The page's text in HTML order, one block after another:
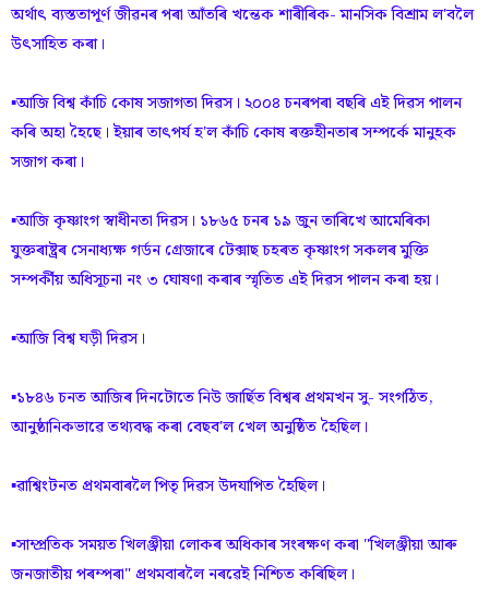
অৰ্থাৎ ব্যস্ততাপূৰ্ণ জীৱনৰ পৰা আঁতৰি খন্তেক শাৰীৰিক- মানসিক বিশ্ৰাম ল'বলৈ
উৎসাহিত কৰা।
▪️আজি বিশ্ব কাঁচি কোষ সজাগতা দিৱস। ২০০৪ চনৰপৰা বছৰি এই দিৱস পালন
কৰি অহা হৈছে। ইয়াৰ তাৎপৰ্য হ'ল কাঁচি কোষ ৰক্তহীনতাৰ সম্পৰ্কে মানুহক
সজাগ কৰা।
▪️আজি কৃষ্ণাংগ স্বাধীনতা দিৱস। ১৮৬৫ চনৰ ১৯ জুন তাৰিখে আমেৰিকা
যুক্তৰাষ্ট্ৰৰ সেনাধ্যক্ষ গৰ্ডন গ্ৰেজাৰে টেক্সাছ চহৰত কৃষ্ণাংগ সকলৰ মুক্তি
সম্পৰ্কীয় অধিসূচনা নং ৩ ঘোষণা কৰাৰ স্মৃতিত এই দিৱস পালন কৰা হয়।
▪️আজি বিশ্ব ঘড়ী দিৱস।
▪️১৮৪৬ চনত আজিৰ দিনটোতে নিউ জাৰ্ছিত বিশ্বৰ প্ৰথমখন সু- সংগঠিত,
আনুষ্ঠানিকভাৱে তথ্যবদ্ধ কৰা বেছব'ল খেল অনুষ্ঠিত হৈছিল।
▪️ৱাশ্বিংটনত প্ৰথমবাৰলৈ পিতৃ দিৱস উদযাপিত হৈছিল।
▪️সাম্প্ৰতিক সময়ত খিলঞ্জীয়া লোকৰ অধিকাৰ সংৰক্ষণ কৰা "খিলঞ্জীয়া আৰু
জনজাতীয় পৰম্পৰা" প্ৰথমবাৰলৈ নৰৱেই নিশ্চিত কৰিছিল।